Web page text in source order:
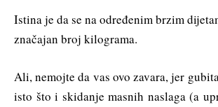
Istina je da se na određenim brzim
značajan broj kilograma.
Ali, nemojte da vas ovo zavara, jer
isto što i skidanje masnih naslaga (a